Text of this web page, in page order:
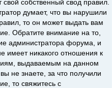
свой собственный свод правил.
думает, что вы нарушили
то он может выдать вам
Обратите внимание на то,
администратора форума, и
имеет никакого отношения к
выдаваемым на данном
не знаете, за что получили
то свяжитесь с